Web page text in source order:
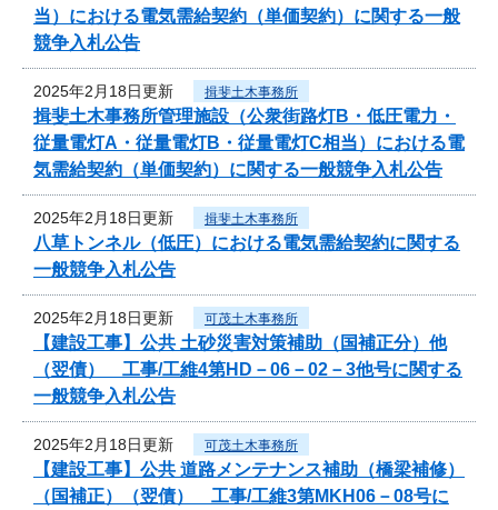
当）における電気需給契約（単価契約）に関する一般
競争入札公告
2025年2月18日更新 揖斐土木事務所
揖斐土木事務所管理施設（公衆街路灯B・低圧電力・
従量電灯A・従量電灯B・従量電灯C相当）における電
気需給契約（単価契約）に関する一般競争入札公告
2025年2月18日更新 揖斐土木事務所
八草トンネル（低圧）における電気需給契約に関する
一般競争入札公告
2025年2月18日更新 可茂土木事務所
【建設工事】公共 土砂災害対策補助（国補正分）他
（翌債） 工事/工維4第HD－06－02－3他号に関する
一般競争入札公告
2025年2月18日更新 可茂土木事務所
【建設工事】公共 道路メンテナンス補助（橋梁補修）
（国補正）（翌債） 工事/工維3第MKH06－08号に